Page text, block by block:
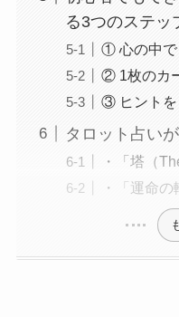
る3つのステッ
① 心の中で
② 1枚のカ
③ ヒントを
タロット占い
・「塔（
・「運命